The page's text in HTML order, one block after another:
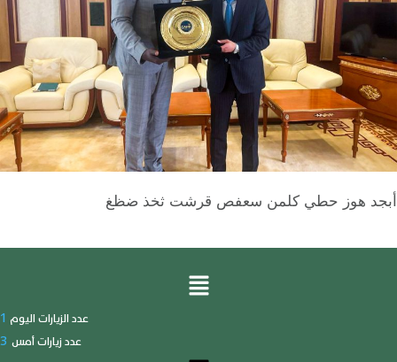
أبجد هوز حطي كلمن سعفص قرشت ثخذ ضظغ
عدد الزيارات اليوم 1
عدد زيارات أمس 3